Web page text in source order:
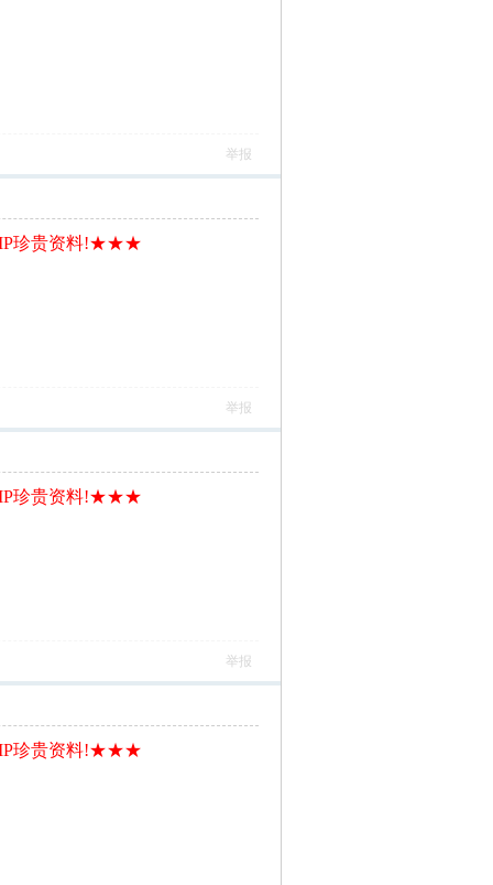
举报
珍贵资料!★★★
举报
珍贵资料!★★★
举报
珍贵资料!★★★